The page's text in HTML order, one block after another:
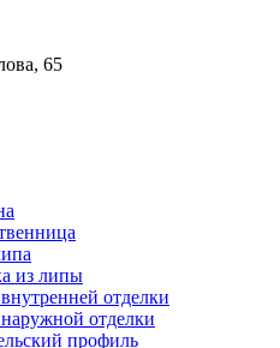
65
из липы
отделки
отделки
профиль